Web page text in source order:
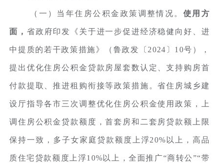
（一）当年住房公积金政策调整情况。 使用方
面， 省政府印发《关于进一步促进经济稳健向好、进
中提质的若干政策措施》（鲁政发〔2024〕10号），
提出优化住房公积金贷款房屋套数认定、支持购房首
付款提取、推进租购衔接等政策措施。省住房城乡建
设厅指导各市三次调整优化住房公积金使用政策，上
调住房公积金贷款额度，首套房和二套房贷款额上限
保持一致，多子女家庭贷款额度上浮20%以上，高品
质住宅贷款额度上浮10%以上，全面推广“商转公”“带